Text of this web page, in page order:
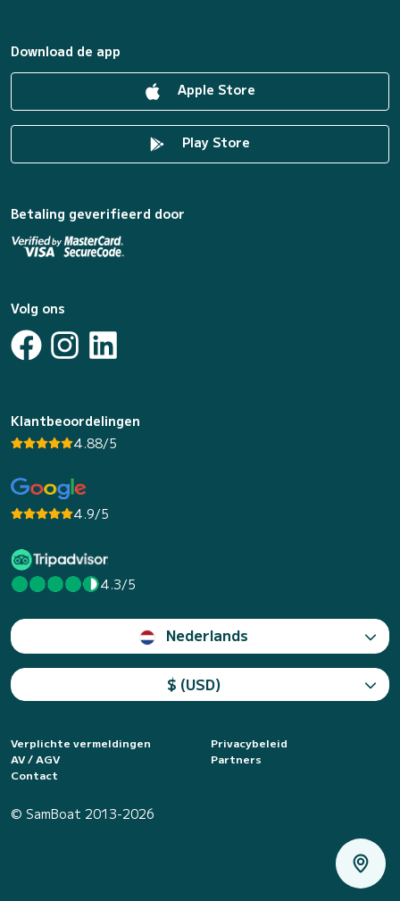
Download de app
Apple Store
Play Store
Betaling geverifieerd door
Volg ons
Klantbeoordelingen
4.88/5
4.9/5
4.3/5
Nederlands
$ (USD)
Verplichte vermeldingen
Privacybeleid
AV / AGV
Partners
Contact
© SamBoat 2013-2026